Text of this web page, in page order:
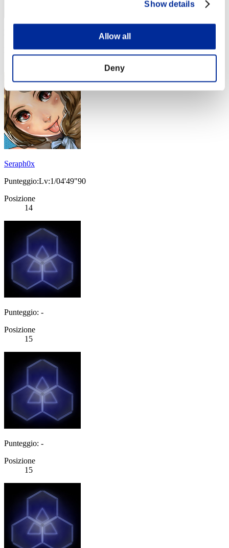
Show details
Allow all
Deny
Posizione
Seraph0x
Punteggio:Lv:1/04'49"90
Posizione
14
Punteggio: -
Posizione
15
Punteggio: -
Posizione
15